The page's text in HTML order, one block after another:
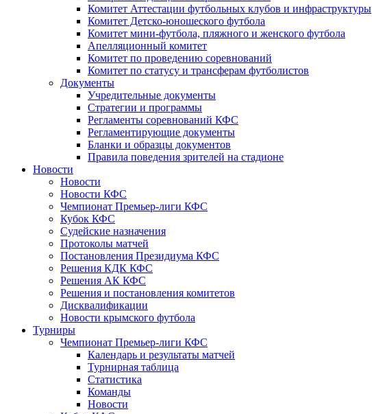
Комитет Аттестации футбольных клубов и инфраструктуры
Комитет Детско-юношеского футбола
Комитет мини-футбола, пляжного и женского футбола
Апелляционный комитет
Комитет по проведению соревнований
Комитет по статусу и трансферам футболистов
Документы
Учредительные документы
Стратегии и программы
Регламенты соревнований КФС
Регламентирующие документы
Бланки и образцы документов
Правила поведения зрителей на стадионе
Новости
Новости
Новости КФС
Чемпионат Премьер-лиги КФС
Кубок КФС
Судейские назначения
Протоколы матчей
Постановления Президиума КФС
Решения КДК КФС
Решения АК КФС
Решения и постановления комитетов
Дисквалификации
Новости крымского футбола
Турниры
Чемпионат Премьер-лиги КФС
Календарь и результаты матчей
Турнирная таблица
Статистика
Команды
Новости